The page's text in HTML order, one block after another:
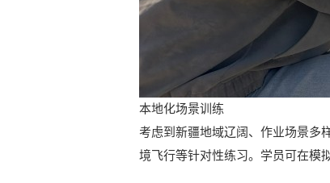
本地化场景训练
考虑到新疆地域辽阔、作业场景多
境飞行等针对性练习。学员可在模